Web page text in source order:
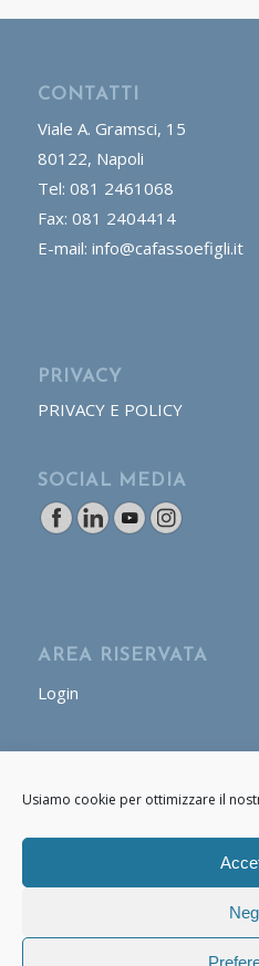
Usiamo cookie per ottimizzare il
CONTATTI
Viale A. Gramsci, 15
80122, Napoli
Tel: 081 2461068
Fax: 081 2404414
E-mail: info@cafassoefigli.it
PRIVACY
PRIVACY E POLICY
SOCIAL MEDIA
AREA RISERVATA
Login
© Copyright - Cafasso & Figli 2020 -